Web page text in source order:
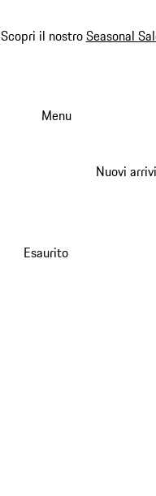
Scopri il nostroSeasonal
Menu
Nuovi arrivi
Esaurito